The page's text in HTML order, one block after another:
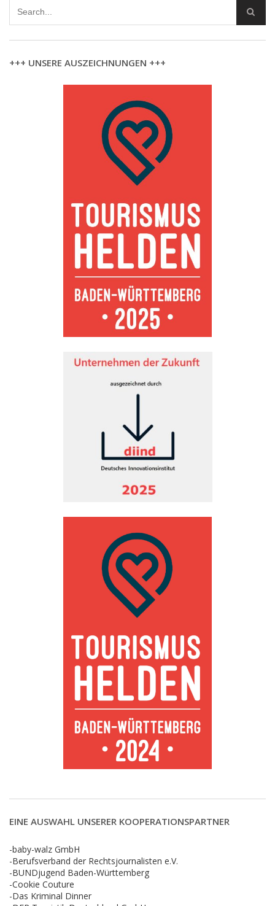
+++ UNSERE AUSZEICHNUNGEN +++
EINE AUSWAHL UNSERER KOOPERATIONSPARTNER
-baby-walz GmbH
-Berufsverband der Rechtsjournalisten e.V.
-BUNDjugend Baden-Württemberg
-Cookie Couture
-Das Kriminal Dinner